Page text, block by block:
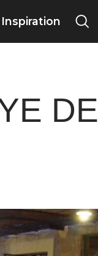
Inspiration
DE